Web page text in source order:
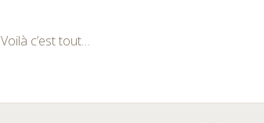
Voilà c’est tout…